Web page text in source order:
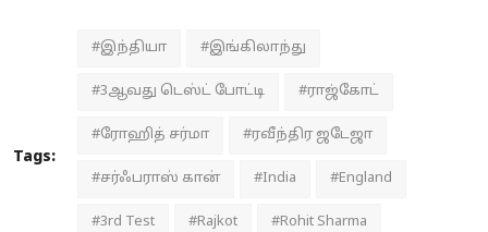
Tags:
#இந்தியா #இங்கிலாந்து
#3ஆவது டெஸ்ட் போட்டி #ராஜ்கோட்
#ரோஹித் சர்மா #ரவீந்திர ஜடேஜா
#சர்ஃபராஸ் கான் #India #England
#3rd Test #Rajkot #Rohit Sharma